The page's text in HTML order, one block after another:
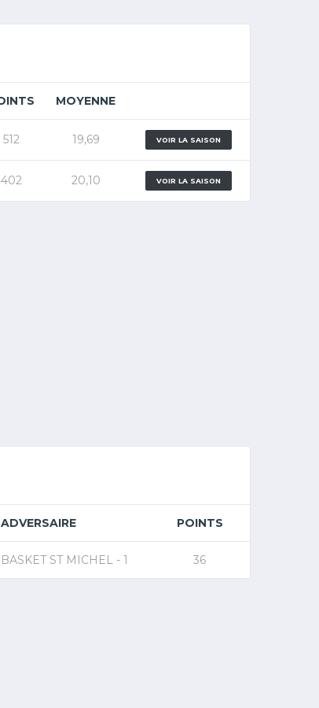
MOYENNE
512 19,69 VOIR LA SAISON
402 20,10 VOIR LA SAISON
ADVERSAIRE POINTS
ST MICHEL - 1 36